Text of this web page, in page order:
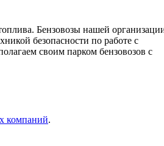
Бензовозы нашей
безопасности по работе с
своим парком бензовозов с
компаний.